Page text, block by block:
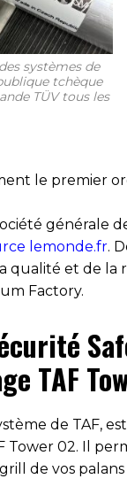
systèmes de
tchèque
TÜV tous les
le premier
générale
lemonde.fr.
qualité et de la
Factory.
TAF
de TAF,
Tower 02. Il
de vos